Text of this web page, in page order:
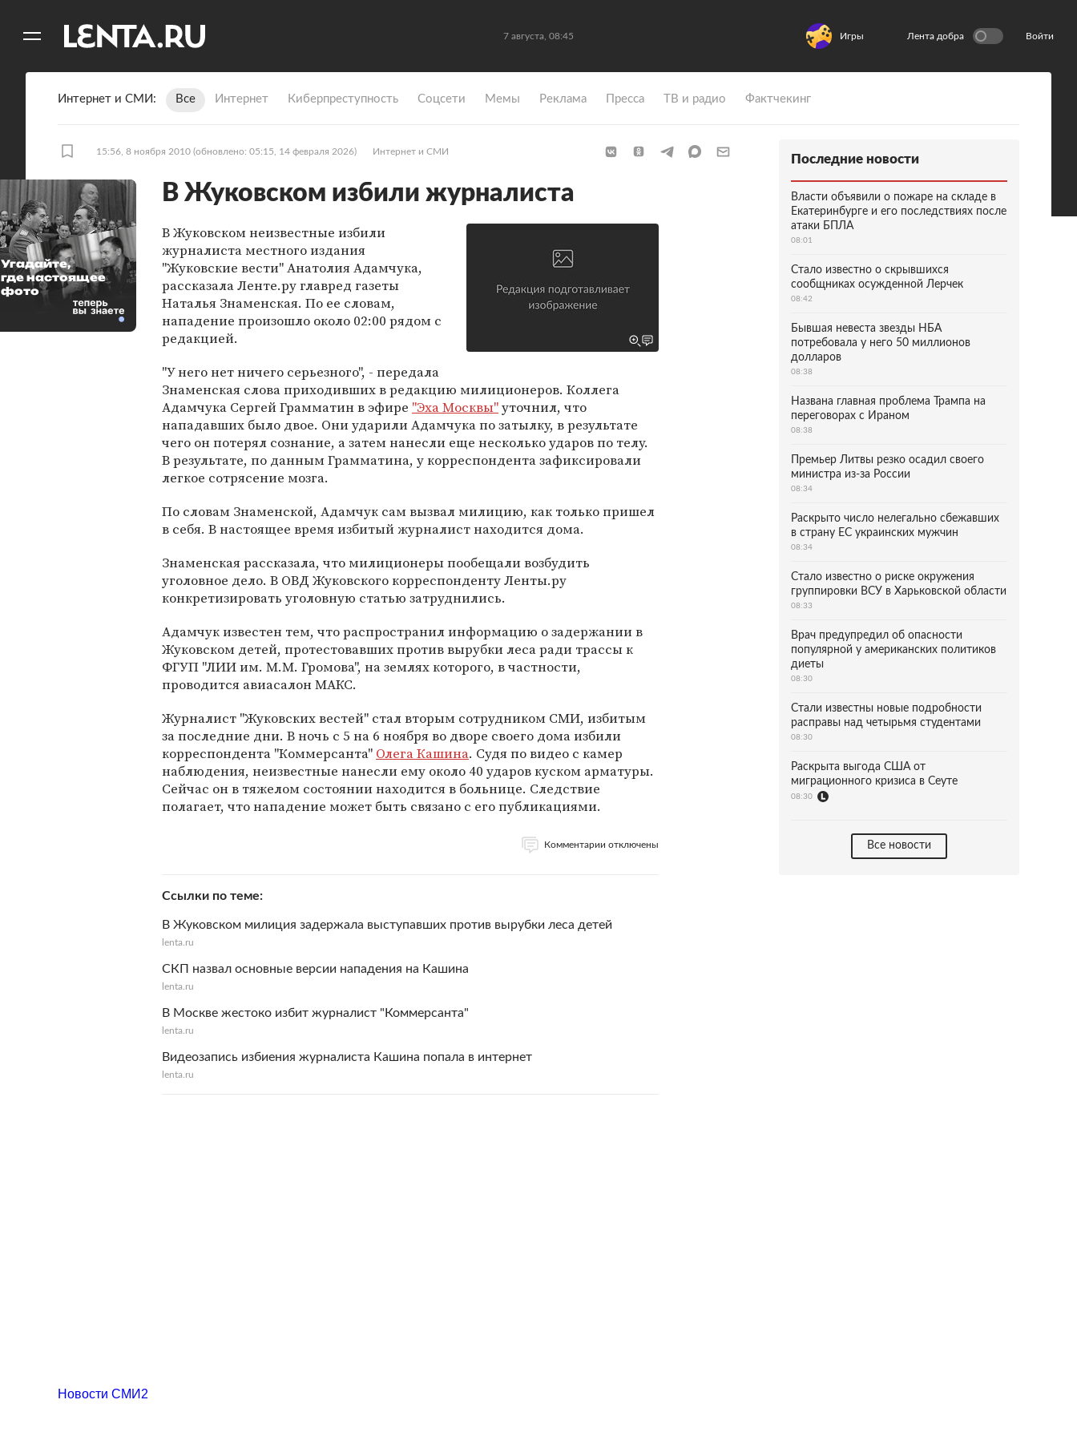
7 августа, 08:45 Игры Лента добра Войти
Интернет и СМИ Все Интернет Киберпреступность Coцсети Мемы Реклама Пресса ТВ и радио Фактчекинг
15:56, 8 ноября 2010 (обновлено: 05:15, 14 февраля 2026) Интернет и СМИ
В Жуковском избили журналиста
В Жуковском неизвестные избили
журналиста местного издания
"Жуковские вести" Анатолия Адамчука,
рассказала Ленте.ру главред газеты
Наталья Знаменская. По ее словам,
нападение произошло около 02:00 рядом с
редакцией.
"У него нет ничего серьезного", - передала
Знаменская слова приходивших в редакцию милиционеров. Коллега
Адамчука Сергей Грамматин в эфире "Эха Москвы"уточнил, что
нападавших было двое. Они ударили Адамчука по затылку, в результате
чего он потерял сознание, а затем нанесли еще несколько ударов по телу.
В результате, по данным Грамматина, у корреспондента зафиксировали
легкое сотрясение мозга.
По словам Знаменской, Адамчук сам вызвал милицию, как только пришел
в себя. В настоящее время избитый журналист находится дома.
Знаменская рассказала, что милиционеры пообещали возбудить
уголовное дело. В ОВД Жуковского корреспонденту Ленты.ру
конкретизировать уголовную статью затруднились.
Адамчук известен тем, что распространил информацию о задержании в
Жуковском детей, протестовавших против вырубки леса ради трассы к
ФГУП "ЛИИ им. М.М. Громова", на землях которого, в частности,
проводится авиасалон МАКС.
Журналист "Жуковских вестей" стал вторым сотрудником СМИ, избитым
за последние дни. В ночь с 5 на 6 ноября во дворе своего дома избили
корреспондента "Коммерсанта" Олега Кашина. Судя по видео с камер
наблюдения, неизвестные нанесли ему около 40 ударов куском арматуры.
Сейчас он в тяжелом состоянии находится в больнице. Следствие
полагает, что нападение может быть связано с его публикациями.
Комментарии отключены
Ссылки по теме
В Жуковском милиция задержала выступавших против вырубки леса детей
lenta.ru
СКП назвал основные версии нападения на Кашина
lenta.ru
В Москве жестоко избит журналист "Коммерсанта"
lenta.ru
Видеозапись избиения журналиста Кашина попала в интернет
lenta.ru
Угадайте,
где настоящее
фото
Последние новости
Власти объявили о пожаре на складе в
Екатеринбурге и его последствиях после
атаки БПЛА
08:01
Стало известно о скрывшихся
сообщниках осужденной Лерчек
08:42
Бывшая невеста звезды НБА
потребовала у него 50 миллионов
долларов
08:38
Названа главная проблема Трампа на
переговорах с Ираном
08:38
Премьер Литвы резко осадил своего
министра из-за России
08:34
Раскрыто число нелегально сбежавших
в страну ЕС украинских мужчин
08:34
Стало известно о риске окружения
группировки ВСУ в Харьковской области
08:33
Врач предупредил об опасности
популярной у американских политиков
диеты
08:30
Стали известны новые подробности
расправы над четырьмя студентами
08:30
Раскрыта выгода США от
миграционного кризиса в Сеуте
08:30
Все новости
Новости СМИ2